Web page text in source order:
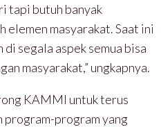
tapi butuh banyak
masyarakat. Saat ini
segala aspek semua bisa
masyarakat,” ungkapnya.
KAMMI untuk terus
program-program yang